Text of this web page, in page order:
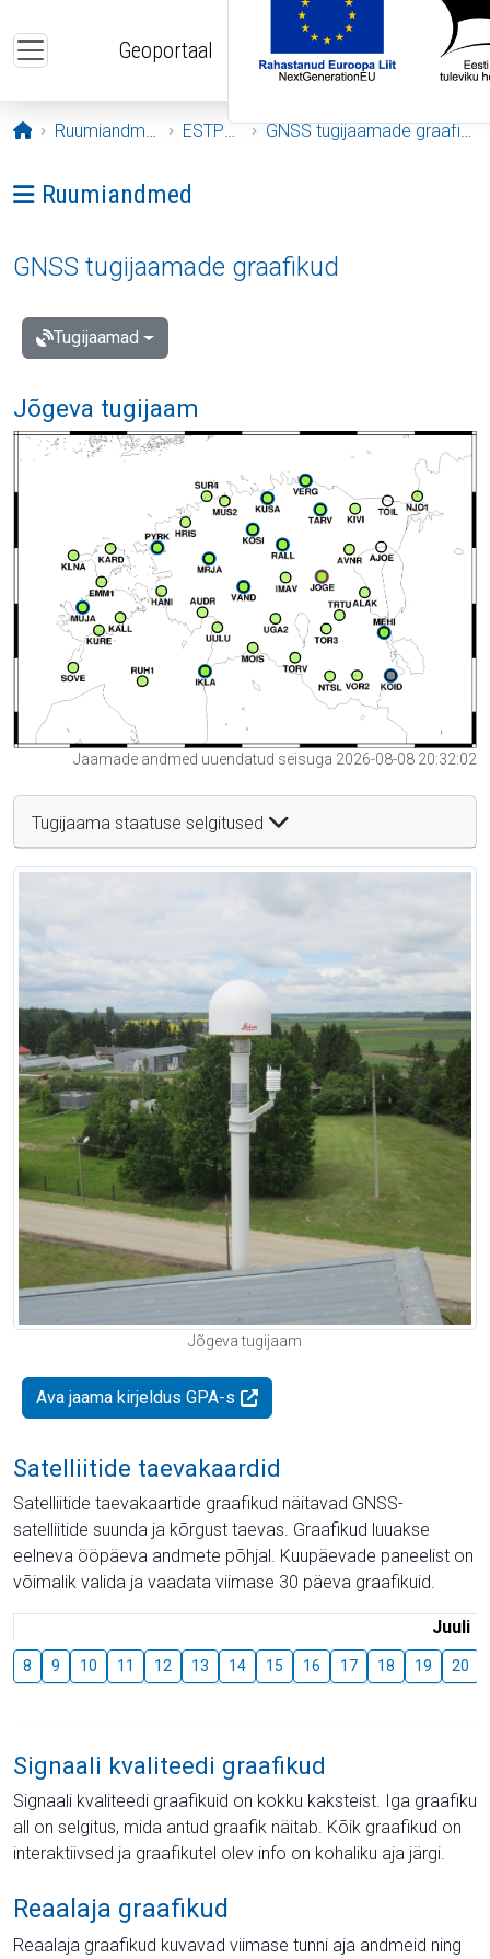
Geoportaal
Avaleht
Ruumiandmed ESTPOS GNSS tugijaamade graafikud
Ava menüü: Ruumiandmed
Ruumiandmed
GNSS tugijaamade graafikud
Tugijaamad
Jõgeva tugijaam
Jaamade andmed uuendatud seisuga 2026-08-08 20:32:02
Tugijaama staatuse selgitused
Jõgeva tugijaam
Ava jaama kirjeldus GPA-s
Satelliitide taevakaardid
Satelliitide taevakaartide graafikud näitavad GNSS-
satelliitide suunda ja kõrgust taevas. Graafikud luuakse
eelneva ööpäeva andmete põhjal. Kuupäevade paneelist on
võimalik valida ja vaadata viimase 30 päeva graafikuid.
Juuli
8 9 10 11 12 13 14 15 16 17 18 19 20
Signaali kvaliteedi graafikud
Signaali kvaliteedi graafikuid on kokku kaksteist. Iga graafiku
all on selgitus, mida antud graafik näitab. Kõik graafikud on
interaktiivsed ja graafikutel olev info on kohaliku aja järgi.
Reaalaja graafikud
Reaalaja graafikud kuvavad viimase tunni aja andmeid ning